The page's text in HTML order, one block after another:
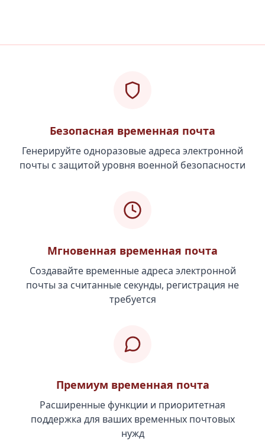
Безопасная временная почта
Генерируйте одноразовые адреса электронной
почты с защитой уровня военной безопасности
Мгновенная временная почта
Создавайте временные адреса электронной
почты за считанные секунды, регистрация не
требуется
Премиум временная почта
Расширенные функции и приоритетная
поддержка для ваших временных почтовых
нужд